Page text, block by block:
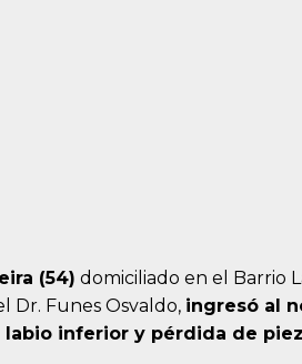
(54) domiciliado en el Barrio
Dr. Funes Osvaldo, ingresó al
inferior y pérdida de